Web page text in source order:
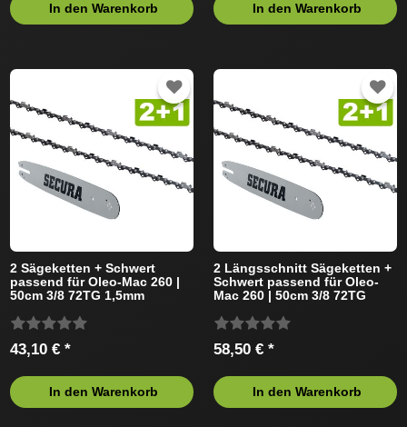
In den Warenkorb In den Warenkorb
2 Sägeketten + Schwert
passend für Oleo-Mac 260 |
50cm 3/8 72TG 1,5mm
43,10 € *
In den Warenkorb
2 Längsschnitt Sägeketten +
Schwert passend für Oleo-
Mac 260 | 50cm 3/8 72TG
58,50 € *
In den Warenkorb